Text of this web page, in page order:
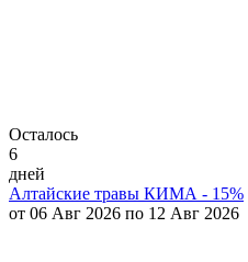
Осталось
6
дней
Алтайские травы КИМА - 15%
от 06 Авг 2026 по 12 Авг 2026